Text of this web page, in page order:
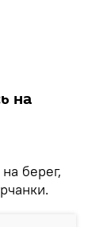
на
берег,